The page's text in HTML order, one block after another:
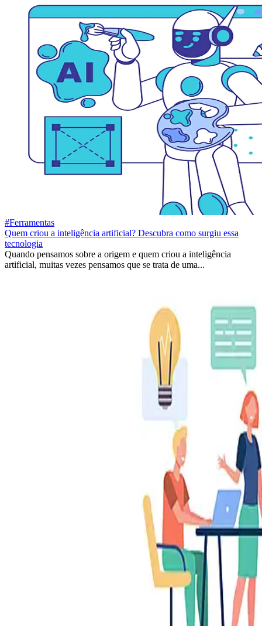
#Ferramentas
Quem criou a inteligência artificial? Descubra como surgiu essa
tecnologia
Quando pensamos sobre a origem e quem criou a inteligência
artificial, muitas vezes pensamos que se trata de uma...